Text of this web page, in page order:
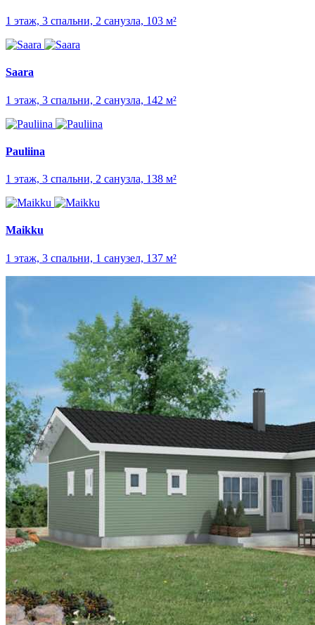
1 этаж, 3 спальни, 2 санузла, 103 м²
Saara
1 этаж, 3 спальни, 2 санузла, 142 м²
Pauliina
1 этаж, 3 спальни, 2 санузла, 138 м²
Maikku
1 этаж, 3 спальни, 1 санузел, 137 м²